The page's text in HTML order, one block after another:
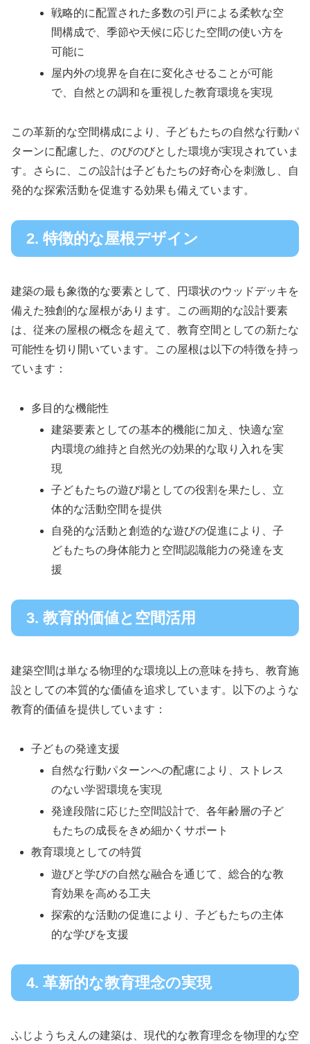
戦略的に配置された多数の引戸による柔軟な空
間構成で、季節や天候に応じた空間の使い方を
可能に
屋内外の境界を自在に変化させることが可能
で、自然との調和を重視した教育環境を実現
この革新的な空間構成により、子どもたちの自然な行動パ
ターンに配慮した、のびのびとした環境が実現されていま
す。さらに、この設計は子どもたちの好奇心を刺激し、自
発的な探索活動を促進する効果も備えています。
2. 特徴的な屋根デザイン
建築の最も象徴的な要素として、円環状のウッドデッキを
備えた独創的な屋根があります。この画期的な設計要素
は、従来の屋根の概念を超えて、教育空間としての新たな
可能性を切り開いています。この屋根は以下の特徴を持っ
ています：
多目的な機能性
建築要素としての基本的機能に加え、快適な室
内環境の維持と自然光の効果的な取り入れを実
現
子どもたちの遊び場としての役割を果たし、立
体的な活動空間を提供
自発的な活動と創造的な遊びの促進により、子
どもたちの身体能力と空間認識能力の発達を支
援
3. 教育的価値と空間活用
建築空間は単なる物理的な環境以上の意味を持ち、教育施
設としての本質的な価値を追求しています。以下のような
教育的価値を提供しています：
子どもの発達支援
自然な行動パターンへの配慮により、ストレス
のない学習環境を実現
発達段階に応じた空間設計で、各年齢層の子ど
もたちの成長をきめ細かくサポート
教育環境としての特質
遊びと学びの自然な融合を通じて、総合的な教
育効果を高める工夫
探索的な活動の促進により、子どもたちの主体
的な学びを支援
4. 革新的な教育理念の実現
ふじようちえんの建築は、現代的な教育理念を物理的な空